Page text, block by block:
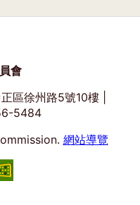
會
區徐州路5號10樓 |
5484
網站導覽